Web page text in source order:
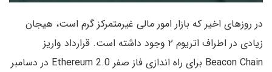
در روزهای اخیر که بازار امور مالی غیرمتمرکز گرم است، هیجان
زیادی در اطراف اتریوم ۲ وجود داشته است. قرارداد واریز
Beacon Chain برای راه اندازی فاز صفر Ethereum 2.0 در دسامبر